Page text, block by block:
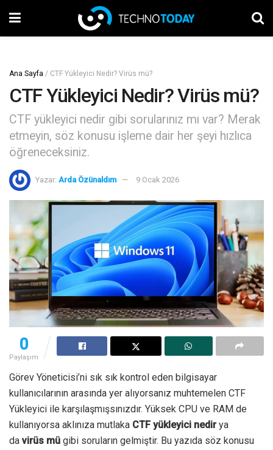
Ana Sayfa / CTF Yükleyici Nedir? Virüs mü?
CTF Yükleyici Nedir? Virüs mü?
CTF yükleyici nedir gibi sorularınız mı var? Merak
etmeyin, söz konusu işleme dair her şeyi hızlıca
öğreneceksiniz.
Yazar: Arda Özünaldım 9 Ocak 2026
0
Paylaşım
Görev Yöneticisi’ni sık sık kontrol eden bilgisayar
kullanıcılarının arasında yer alıyorsanız muhtemelen CTF
Yükleyici ile karşılaşmışsınızdır. Yüksek CPU ve RAM de
kullanıyorsa aklınıza mutlaka CTF yükleyici nedirya
da virüs mü gibi soruların gelmiştir. Bu yazıda söz konusu